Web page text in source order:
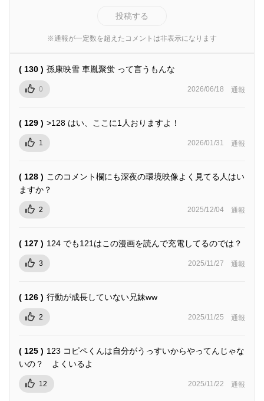
投稿する
※通報が一定数を超えたコメントは非表示になります
( 130 ) 孫康映雪 車胤聚蛍 って言うもんな
0 2026/06/18 通報
( 129 ) >128 はい、ここに1人おりますよ！
1 2026/01/31 通報
( 128 ) このコメント欄にも深夜の環境映像よく見てる人はい
ますか？
2 2025/12/04 通報
( 127 ) 124 でも121はこの漫画を読んで充電してるのでは？
3 2025/11/27 通報
( 126 ) 行動が成長していない兄妹ww
2 2025/11/25 通報
( 125 ) 123 コピペくんは自分がうっすいからやってんじゃな
いの？ よくいるよ
12 2025/11/22 通報